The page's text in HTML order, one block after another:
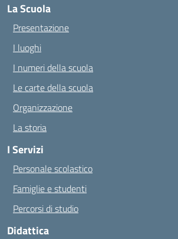
La Scuola
Presentazione
I luoghi
I numeri della scuola
Le carte della scuola
Organizzazione
La storia
I Servizi
Personale scolastico
Famiglie e studenti
Percorsi di studio
Didattica